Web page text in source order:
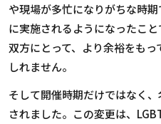
や現場が多忙になりがちな時
に実施されるようになったこ
双方にとって、より余裕をも
しれません。
そして開催時期だけではなく
されました。この変更は、